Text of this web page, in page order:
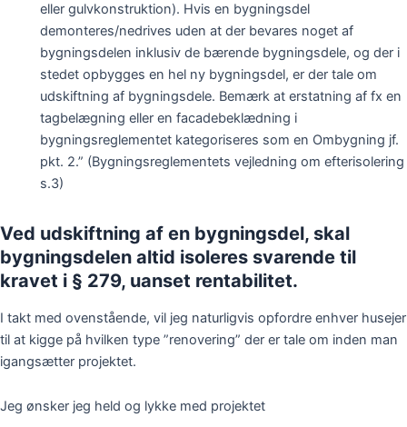
eller gulvkonstruktion). Hvis en bygningsdel
demonteres/nedrives uden at der bevares noget af
bygningsdelen inklusiv de bærende bygningsdele, og der i
stedet opbygges en hel ny bygningsdel, er der tale om
udskiftning af bygningsdele. Bemærk at erstatning af fx en
tagbelægning eller en facadebeklædning i
bygningsreglementet kategoriseres som en Ombygning jf.
pkt. 2.” (Bygningsreglementets vejledning om efterisolering
s.3)
Ved udskiftning af en bygningsdel, skal
bygningsdelen altid isoleres svarende til
kravet i § 279, uanset rentabilitet.
I takt med ovenstående, vil jeg naturligvis opfordre enhver husejer
til at kigge på hvilken type ”renovering” der er tale om inden man
igangsætter projektet.
Jeg ønsker jeg held og lykke med projektet